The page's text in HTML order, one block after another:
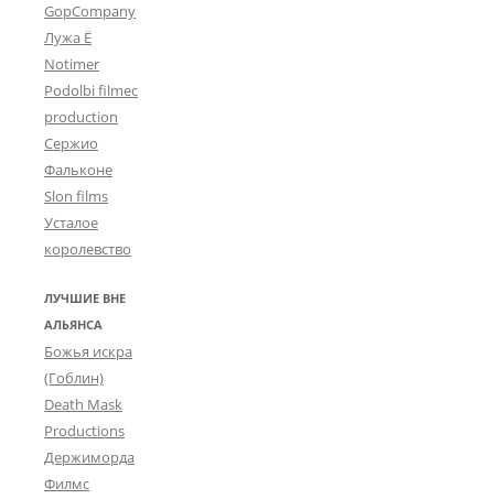
GopCompany
Лужа Ё
Notimer
Podolbi filmec
production
Сержио
Фальконе
Slon films
Усталое
королевство
ЛУЧШИЕ ВНЕ
АЛЬЯНСА
Божья искра
(Гоблин)
Death Mask
Productions
Держиморда
Филмс